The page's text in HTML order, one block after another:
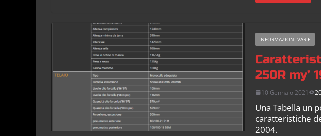
INFORMAZIONI VARIE
250R my’
10 Gennaio 2021
Una Tabella un
caratteristiche
2004.